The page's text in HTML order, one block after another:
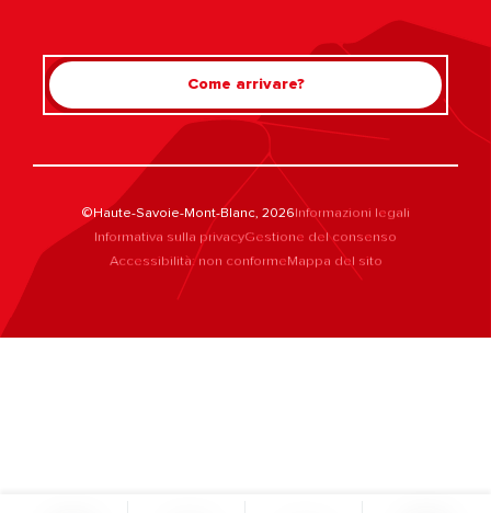
Come arrivare?
©Haute-Savoie-Mont-Blanc, 2026Informazioni legali
Informativa sulla privacyGestione del consenso
Accessibilità: non conformeMappa del sito